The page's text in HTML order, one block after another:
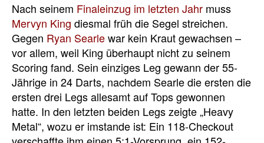
Nach seinem Finaleinzug im letzten Jahr muss
Mervyn King diesmal früh die Segel streichen.
Gegen Ryan Searlewar kein Kraut gewachsen –
vor allem, weil King überhaupt nicht zu seinem
Scoring fand. Sein einziges Leg gewann der 55-
Jährige in 24 Darts, nachdem Searle die ersten die
ersten drei Legs allesamt auf Tops gewonnen
hatte. In den letzten beiden Legs zeigte „Heavy
Metal“, wozu er imstande ist: Ein 118-Checkout